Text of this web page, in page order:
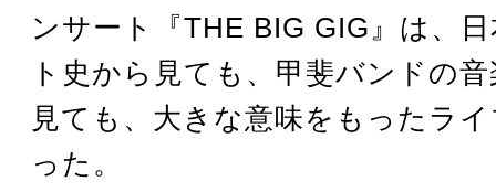
ンサート『THE BIG GIG』は、
ト史から見ても、甲斐バンドの
見ても、大きな意味をもったラ
った。